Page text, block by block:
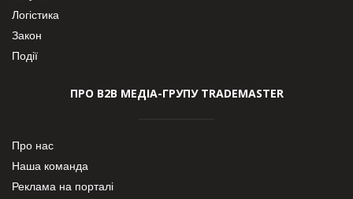
Логістика
Закон
Події
ПРО В2В МЕДІА-ГРУПУ TRADEMASTER
Про нас
Наша команда
Реклама на порталі